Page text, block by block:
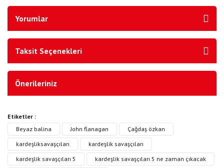
Yorumlar
Taksit Seçenekleri
Önerileriniz
Etiketler :
Beyaz balina
John flanagan
Çağdaş özkan
kardeşliksavaşçıları
kardeşlik savaşçıları
kardeşlik savaşçıları 5
kardeşlik savaşçıları 5 ne zaman çıkacak